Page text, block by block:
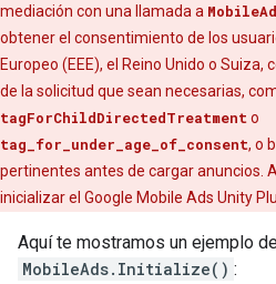
mediación con una llamada a
obtener el consentimiento de los
Europeo (EEE), el Reino Unido o
de la solicitud que sean necesarias,
tagForChildDirectedTreatment o
tag_for_under_age_of_consent, o
pertinentes antes de cargar anuncios.
inicializar el Google Mobile Ads Unity
Aquí te mostramos un ejemplo
MobileAds.Initialize() :